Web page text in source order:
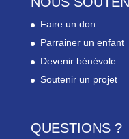
Faire un don
Parrainer un enfant
Devenir bénévole
Soutenir un projet
QUESTIONS ?